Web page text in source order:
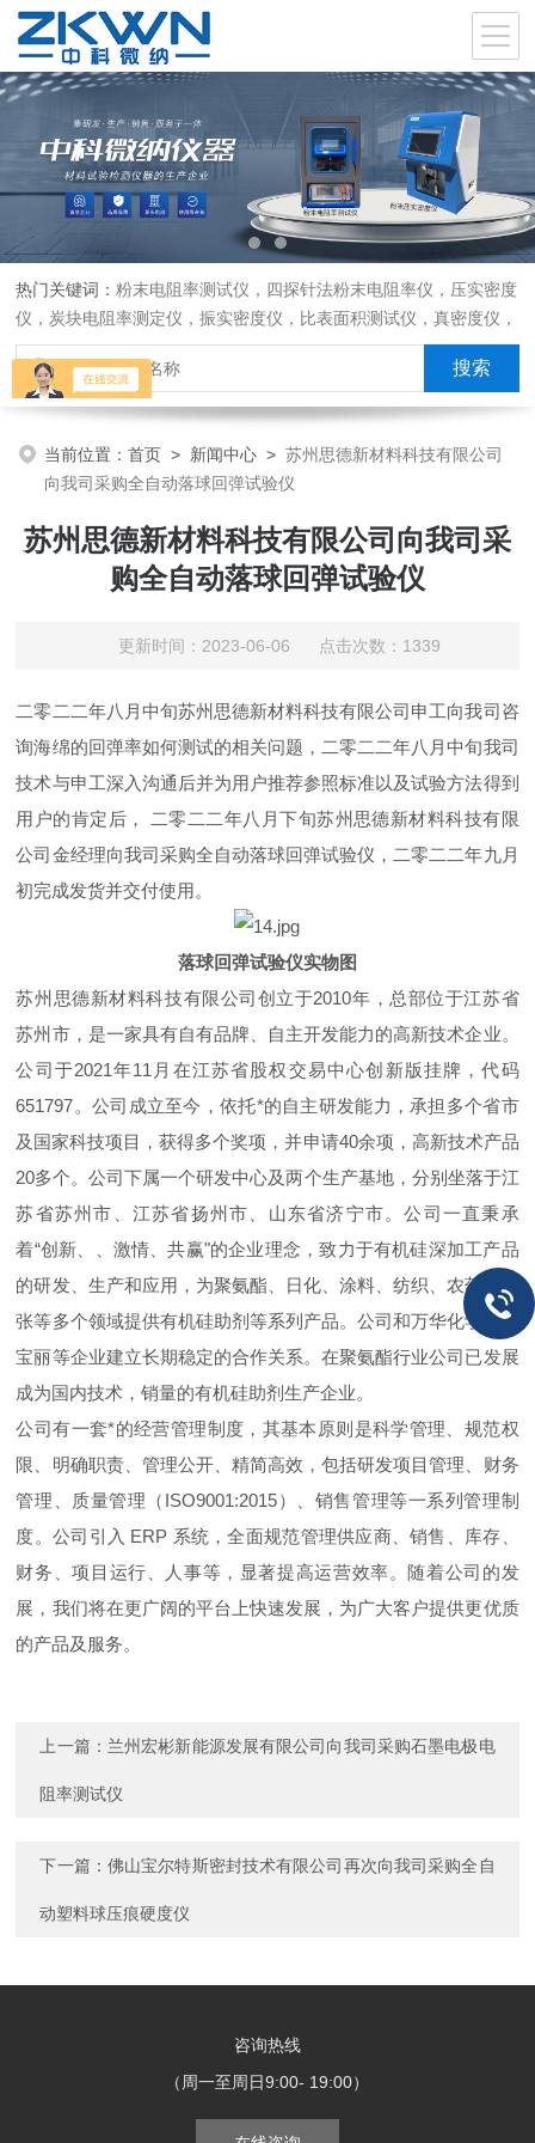
热门关键词：粉末电阻率测试仪，四探针法粉末电阻率仪，压实密度
仪，炭块电阻率测定仪，振实密度仪，比表面积测试仪，真密度仪，
炭块热膨胀仪，炭块透气率仪，炭块二氧化碳反应测定仪
当前位置：首页 > 新闻中心 >苏州思德新材料科技有限公司
向我司采购全自动落球回弹试验仪
苏州思德新材料科技有限公司向我司采
购全自动落球回弹试验仪
更新时间：2023-06-06 点击次数：1339
二零二二年八月中旬苏州思德新材料科技有限公司申工向我司咨
询海绵的回弹率如何测试的相关问题， 二零二二年八月中旬我司
技术与申工深入沟通后并为用户推荐参照标准以及试验方法得到
用户的肯定后，
二零二二年八月下旬苏州思德新材料科技有限
公司金经理向我司采购全自动落球回弹试验仪， 二零二二年九月
初完成发货并交付使用。
落球回弹试验仪实物图
苏州思德新材料科技有限公司创立于2010年，总部位于江苏省
苏州市，是一家具有自有品牌、自主开发能力的高新技术企业。
公司于2021年11月在江苏省股权交易中心创新版挂牌，代码
651797。公司成立至今，依托*的自主研发能力，承担多个省市
及国家科技项目，获得多个奖项，并申请40余项，高新技术产品
20多个。公司下属一个研发中心及两个生产基地，分别坐落于江
苏省苏州市、江苏省扬州市、山东省济宁市。公司一直秉承
着“创新、、激情、共赢"的企业理念，致力于有机硅深加工产品
的研发、生产和应用，为聚氨酯、日化、涂料、纺织、农药、纸
张等多个领域提供有机硅助剂等系列产品。公司和万华化学，红
宝丽等企业建立长期稳定的合作关系。在聚氨酯行业公司已发展
成为国内技术，销量的有机硅助剂生产企业。
公司有一套*的经营管理制度，其基本原则是科学管理、规范权
限、明确职责、管理公开、精简高效，包括研发项目管理、财务
管理、质量管理（ISO9001:2015）、销售管理等一系列管理制
度。公司引入 ERP 系统，全面规范管理供应商、销售、库存、
财务、项目运行、人事等，显著提高运营效率。随着公司的发
展，我们将在更广阔的平台上快速发展，为广大客户提供更优质
的产品及服务。
上一篇： 兰州宏彬新能源发展有限公司向我司采购石墨电极电
阻率测试仪
下一篇： 佛山宝尔特斯密封技术有限公司再次向我司采购全自
动塑料球压痕硬度仪
咨询热线
（周一至周日9:00- 19:00）